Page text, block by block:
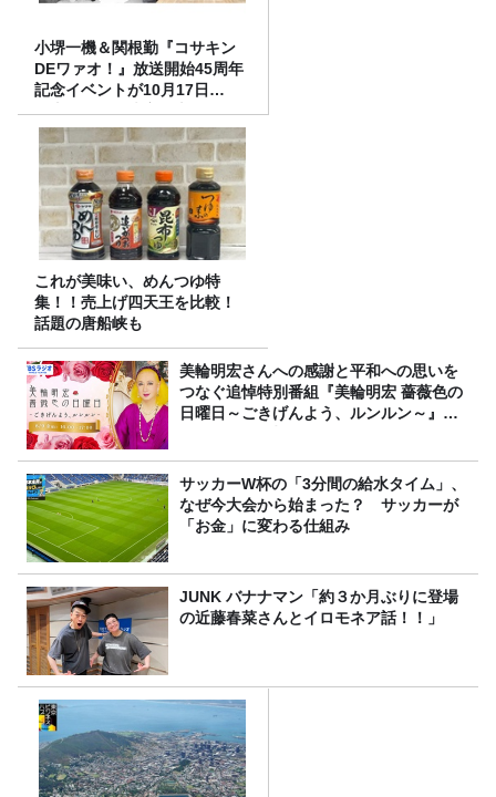
小堺一機＆関根勤『コサキン
DEワァオ！』放送開始45周年
記念イベントが10月17日
（土）に開催決定！本日より
FC先行受付スタート！
これが美味い、めんつゆ特
集！！売上げ四天王を比較！
話題の唐船峡も
美輪明宏さんへの感謝と平和への思いを
つなぐ追悼特別番組『美輪明宏 薔薇色の
日曜日～ごきげんよう、ルンルン～』
サッカーW杯の「3分間の給水タイム」、
なぜ今大会から始まった？ サッカーが
「お金」に変わる仕組み
JUNK バナナマン「約３か月ぶりに登場
の近藤春菜さんとイロモネア話！！」